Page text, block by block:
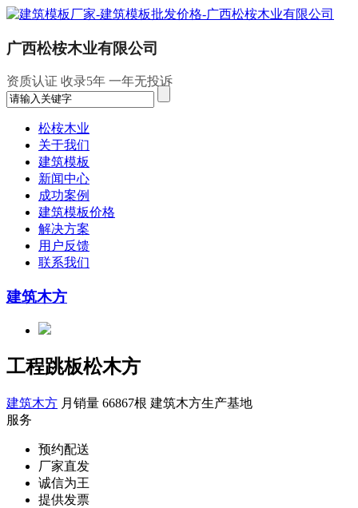
广西松桉木业有限公司
资质认证 收录5年 一年无投诉
松桉木业
关于我们
建筑模板
新闻中心
成功案例
建筑模板价格
解决方案
用户反馈
联系我们
建筑木方
工程跳板松木方
建筑木方 月销量 66867根 建筑木方生产基地
服务
预约配送
厂家直发
诚信为王
提供发票